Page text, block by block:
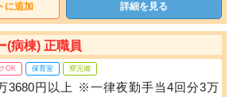
に追加 詳細を見る
(病棟) 正職員
OK 保育室 寮完備
3680円以上 ※一律夜勤手当4回分3万